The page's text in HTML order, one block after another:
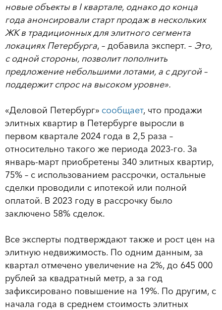
новые объекты в I квартале, однако до конца
года анонсировали старт продаж в нескольких
ЖК в традиционных для элитного сегмента
локациях Петербурга, – добавила эксперт. – Это,
с одной стороны, позволит пополнить
предложение небольшими лотами, а с другой –
поддержит спрос на высоком уровне».
«Деловой Петербург» сообщает, что продажи
элитных квартир в Петербурге выросли в
первом квартале 2024 года в 2,5 раза –
относительно такого же периода 2023-го. За
январь-март приобретены 340 элитных квартир,
75% – с использованием рассрочки, остальные
сделки проводили с ипотекой или полной
оплатой. В 2023 году в рассрочку было
заключено 58% сделок.
Все эксперты подтверждают также и рост цен на
элитную недвижимость. По одним данным, за
квартал отмечено увеличение на 2%, до 645 000
рублей за квадратный метр, а за год
зафиксировано повышение на 19%. По другим, с
начала года в среднем стоимость элитных